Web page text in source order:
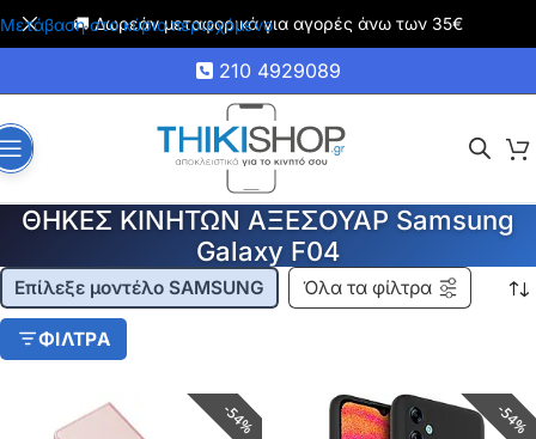
Μετάβαση στο κύριο περιεχόμενο
🚚 Δωρεάν μεταφορικά για αγορές άνω των 35€
210 4929089
ΘΗΚΕΣ ΚΙΝΗΤΩΝ ΑΞΕΣΟΥΑΡ Samsung
Galaxy F04
Επίλεξε μοντέλο SAMSUNG Όλα τα φίλτρα
ΦΙΛΤΡΑ
54% 54%